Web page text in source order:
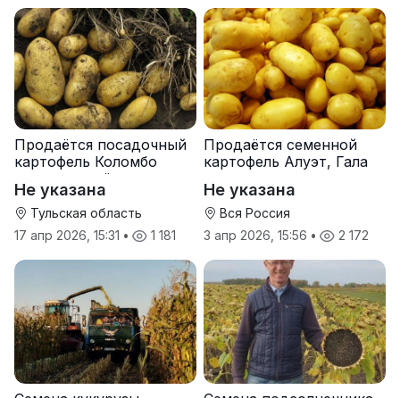
Продаётся посадочный
картофель Коломбо
оптом от трёх тонн
Не указана
Тульская область
17 апр 2026, 15:31 • 1 181
Продаётся семенной
картофель Алуэт, Гала
Не указана
Вся Россия
3 апр 2026, 15:56 • 2 172